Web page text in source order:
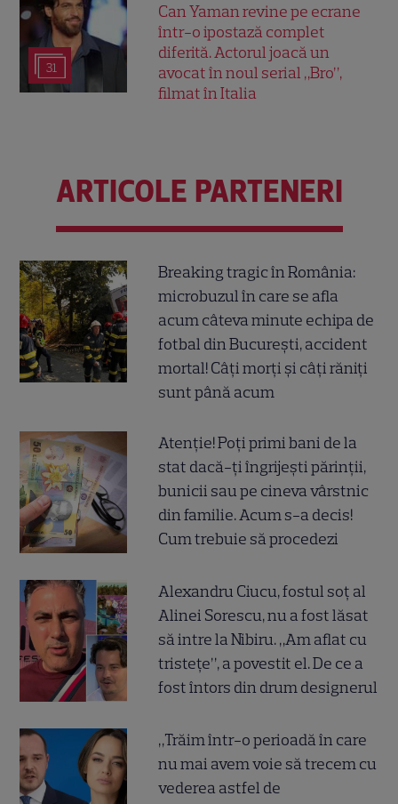
31
Can Yaman revine pe ecrane
într-o ipostază complet
diferită. Actorul joacă un
avocat în noul serial „Bro”,
filmat în Italia
ARTICOLE PARTENERI
Breaking tragic în România:
microbuzul în care se afla
acum câteva minute echipa de
fotbal din București, accident
mortal! Câți morți și câți răniți
sunt până acum
Atenție! Poți primi bani de la
stat dacă-ți îngrijești părinții,
bunicii sau pe cineva vârstnic
din familie. Acum s-a decis!
Cum trebuie să procedezi
Alexandru Ciucu, fostul soț al
Alinei Sorescu, nu a fost lăsat
să intre la Nibiru. „Am aflat cu
tristețe”, a povestit el. De ce a
fost întors din drum designerul
„Trăim într-o perioadă în care
nu mai avem voie să trecem cu
vederea astfel de